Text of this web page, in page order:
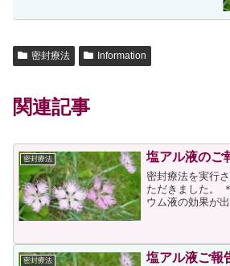
密封療法 Information
関連記事
密封療法 塩アル液のご
密封療法を実行
ただきました。
ウム液の効果が
度、皮膚科に行
なれば治ると言
密封療法 塩アル液ご報